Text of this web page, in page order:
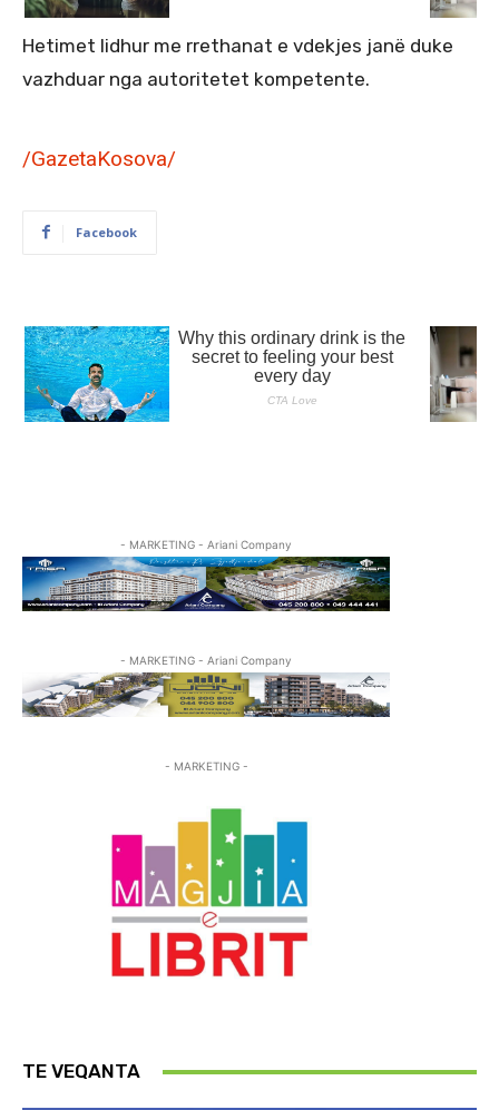
Hetimet lidhur me rrethanat e vdekjes janë duke
vazhduar nga autoritetet kompetente.
/GazetaKosova/
Facebook
- MARKETING - Ariani Company
- MARKETING - Ariani Company
- MARKETING -
TE VEQANTA